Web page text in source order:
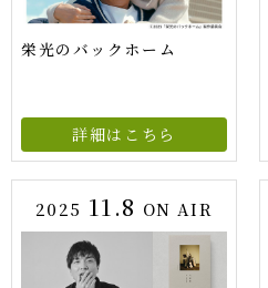
栄光のバックホーム
詳細はこちら
2025 11.8 ON AIR